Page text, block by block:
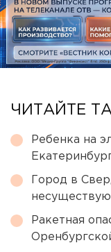
ЧИТАЙТЕ
Ребенка на
Город в
Ракетная